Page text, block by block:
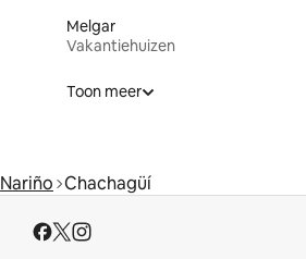
Melgar
Vakantiehuizen
Toon meer
Nariño Chachagüí